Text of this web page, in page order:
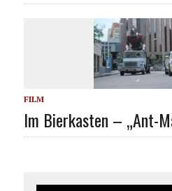
FILM
Im Bierkasten – „Ant-